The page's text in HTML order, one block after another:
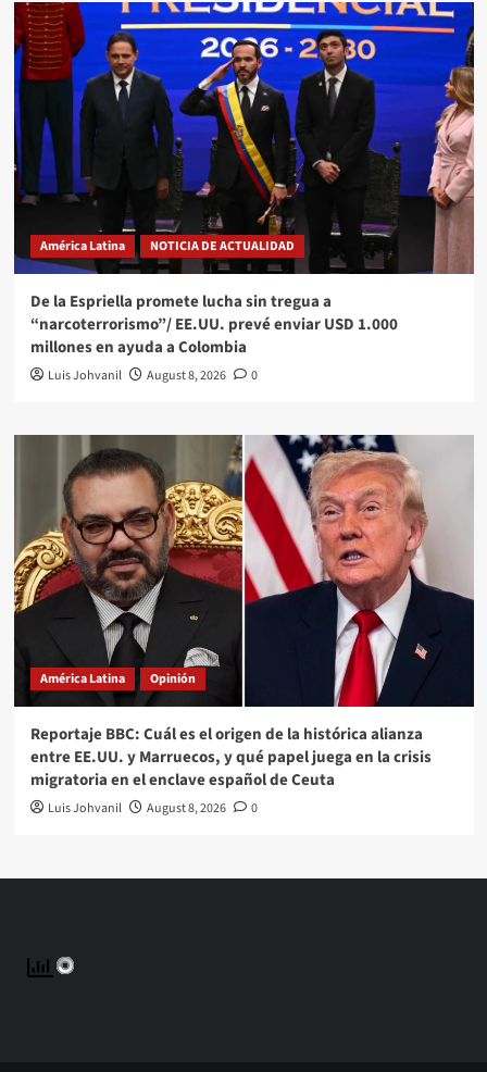
América Latina NOTICIA DE ACTUALIDAD
De la Espriella promete lucha sin tregua a
“narcoterrorismo”/ EE.UU. prevé enviar USD 1.000
millones en ayuda a Colombia
Luis Johvanil August 8, 2026 0
América Latina Opinión
Reportaje BBC: Cuál es el origen de la histórica alianza
entre EE.UU. y Marruecos, y qué papel juega en la crisis
migratoria en el enclave español de Ceuta
Luis Johvanil August 8, 2026 0